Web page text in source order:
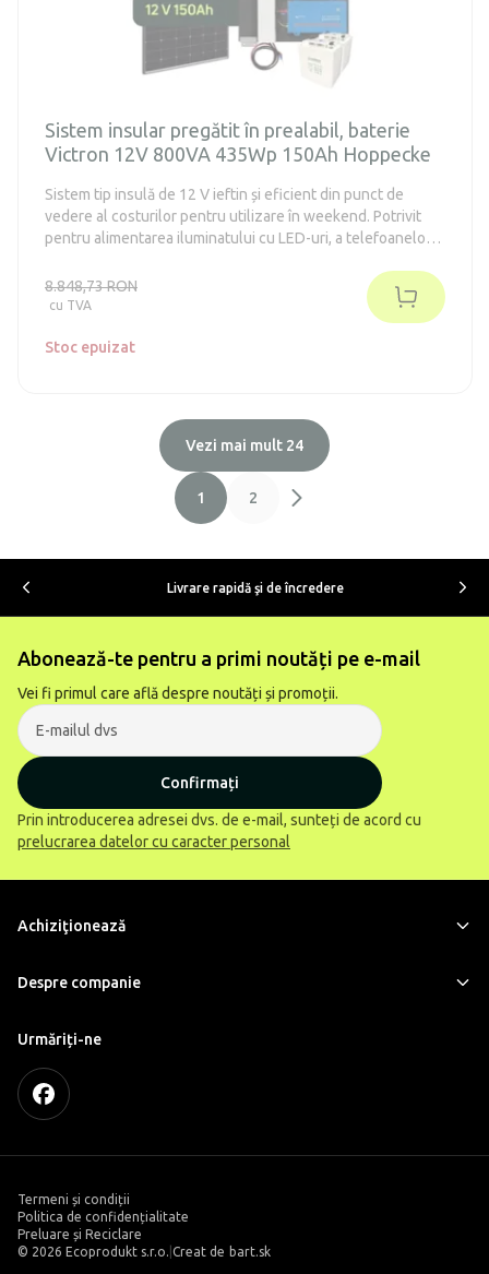
Sistem insular pregătit în prealabil, baterie
Victron 12V 800VA 435Wp 150Ah Hoppecke
Sistem tip insulă de 12 V ieftin și eficient din punct de
vedere al costurilor pentru utilizare în weekend. Potrivit
pentru alimentarea iluminatului cu LED-uri, a telefoanelor
frigiderelor din clasa energetică E-F de până la 130 de litri
(în conformitate cu vechiul standard A++). Sistemul nu
8.848,73 RON
cu TVA
Stoc epuizat
1 2
Vezi mai mult 24
Livrare rapidă şi de încredere
Abonează-te pentru a primi noutăți pe e-mail
Vei fi primul care află despre noutăți și promoții.
Confirmați
Prin introducerea adresei dvs. de e-mail, sunteți de acord cu
prelucrarea datelor cu caracter personal
Achiziţionează
Despre companie
Urmăriți-ne
Termeni și condiții
Politica de confidențialitate
Preluare și Reciclare
© 2026 Ecoprodukt s.r.o. Creat de bart.sk